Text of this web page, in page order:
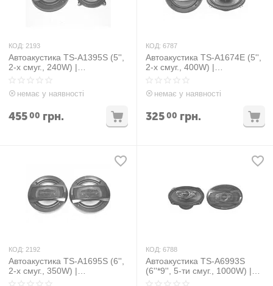
КОД: 2193
Автоакустика TS-A1395S (5'',
2-х смуг., 240W) |
автомобільна акустика
колонки
немає у наявності
45500 грн.
КОД: 6787
Автоакустика TS-A1674E (5'',
2-х смуг., 400W) |
автомобільна акустика
колонки
немає у наявності
32500 грн.
КОД: 2192
Автоакустика TS-A1695S (6'',
2-х смуг., 350W) |
автомобільна акустика
КОД: 6788
Автоакустика TS-A6993S
(6''*9'', 5-ти смуг., 1000W) |
автомобільна акустика